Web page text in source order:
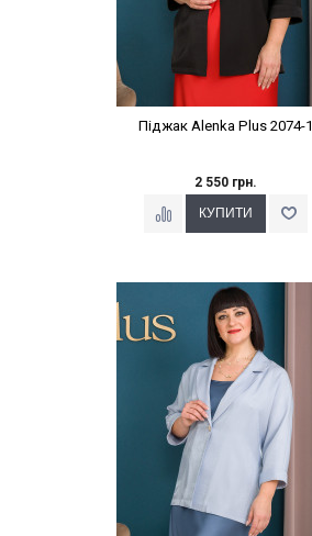
Піджак Alenka Plus 2074-1
2 550 грн.
Наклейки Варіант з %